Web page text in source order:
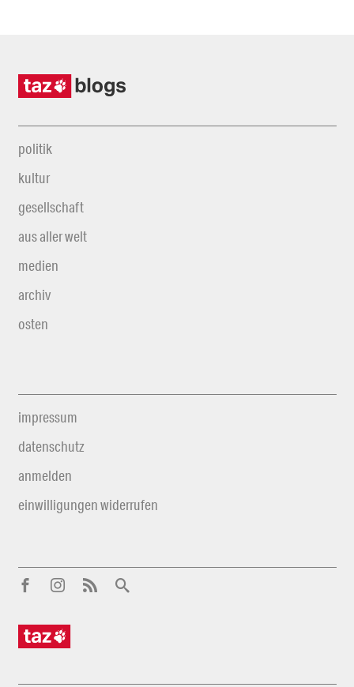
politik
kultur
gesellschaft
aus aller welt
medien
archiv
osten
impressum
datenschutz
anmelden
einwilligungen widerrufen